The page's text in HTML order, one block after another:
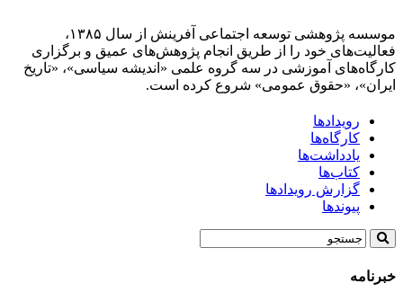
موسسه پژوهشی توسعه اجتماعی آفرینش از سال ۱۳۸۵،
فعالیت‌های خود را از طریق انجام پژوهش‌های عمیق و برگزاری
کارگاه‌های آموزشی در سه گروه علمی «اندیشه سیاسی»، «تاریخ
ایران»، «حقوق عمومی» شروع کرده است.
رویدادها
کارگاه‌ها
یادداشت‌ها
کتاب‌ها
گزارش رویدادها
پیوندها
خبرنامه